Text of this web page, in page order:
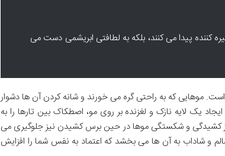
کننده پیدا می کنند، بلکه به لطافتی ابریشمی دست می
موهایی که به راحتی گره می خورند و شانه کردن آن ها دشوار
یک لایه نازک و لغزنده بر روی مو، اصطکاک بین تارها را به
از کشیدگی و شکستگی موها در حین برس کشیدن نیز جلوگیری می
و شاداب به آن ها می بخشد که اعتماد به نفس شما را افزایش